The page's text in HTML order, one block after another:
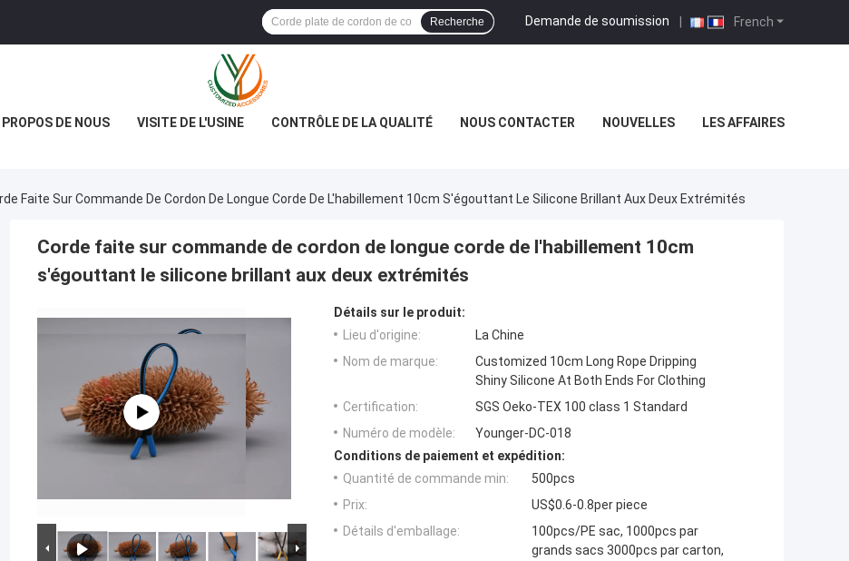
French
Demande de soumission |
Recherche
DE NOUS VISITE DE L'USINE CONTRÔLE DE LA QUALITÉ NOUS CONTACTER NOUVELLES LES AFFAIRES
Faite Sur Commande De Cordon De Longue Corde De L'habillement 10cm S'égouttant Le Silicone Brillant Aux Deux Extrémités
Corde faite sur commande de cordon de longue corde de l'habillement 10cm
s'égouttant le silicone brillant aux deux extrémités
Détails sur le produit:
Lieu d'origine:
La Chine
Nom de marque:
Customized 10cm Long Rope Dripping
Shiny Silicone At Both Ends For Clothing
Certification:
SGS Oeko-TEX 100 class 1 Standard
Numéro de modèle:
Younger-DC-018
Conditions de paiement et expédition:
Quantité de commande min:
500pcs
Prix:
US$0.6-0.8per piece
Détails d'emballage:
100pcs/PE sac, 1000pcs par
grands sacs 3000pcs par carton,